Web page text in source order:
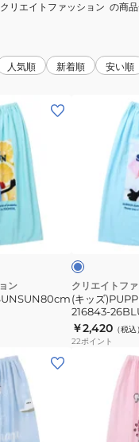
クリエイトファッション の商
人気順 新着順 安い順
ン
ズ)PUPPET
216843-
26BLU
ブ
クリエイトフ
(キッズ
216843-
￥2,420 （税込）
22ポイント
ズ)ESTHER
216844-